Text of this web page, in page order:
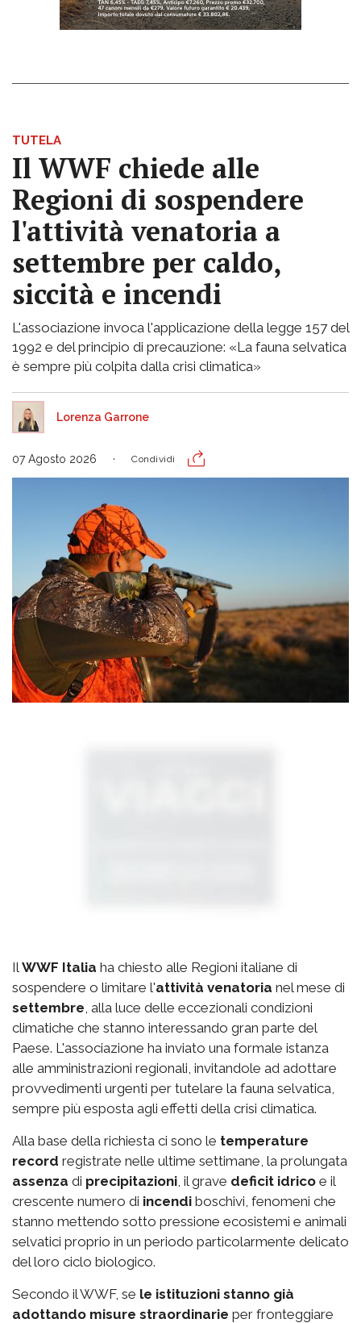
TUTELA
Il WWF chiede alle
Regioni di sospendere
l'attività venatoria a
settembre per caldo,
siccità e incendi
L'associazione invoca l'applicazione della legge 157 del
1992 e del principio di precauzione: «La fauna selvatica
è sempre più colpita dalla crisi climatica»
Lorenza Garrone
07 Agosto 2026 Condividi
Il WWF Italia ha chiesto alle Regioni italiane di
sospendere o limitare l'attività venatoria nel mese di
settembre , alla luce delle eccezionali condizioni
climatiche che stanno interessando gran parte del
Paese. L'associazione ha inviato una formale istanza
alle amministrazioni regionali, invitandole ad adottare
provvedimenti urgenti per tutelare la fauna selvatica,
sempre più esposta agli effetti della crisi climatica.
Alla base della richiesta ci sono le temperature
record registrate nelle ultime settimane, la prolungata
assenza di precipitazioni , il grave deficit idrico e il
crescente numero di incendi boschivi, fenomeni che
stanno mettendo sotto pressione ecosistemi e animali
selvatici proprio in un periodo particolarmente delicato
del loro ciclo biologico.
Secondo il WWF, se le istituzioni stanno già
adottando misure straordinarie per fronteggiare